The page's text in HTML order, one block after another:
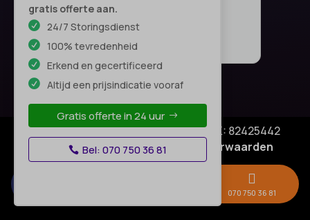
gratis offerte aan.
24/7 Storingsdienst
100% tevredenheid
Erkend en gecertificeerd
Altijd een prijsindicatie vooraf
Gratis offerte in 24 uur
Bel: 070 750 36 81
© Copyright SA Elektro Experts - KVK: 82425442
Privacyverklaring| Algemene voorwaarden
Disclaimer–

070 750 36 81